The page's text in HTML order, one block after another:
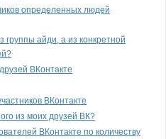
определенных людей
группы айди, а из конкретной
ВКонтакте
ВКонтакте
из моих друзей ВК?
ВКонтакте по количеству